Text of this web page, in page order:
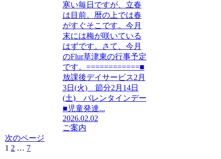
寒い毎日ですが、立春
は目前。暦の上では春
がすぐそこです。今月
末には梅が咲いている
はずです。さて、今月
のFlur草津東の行事予定
です。============■
放課後デイサービス2月
3日(火) 節分2月14日
(土) バレンタインデー
■児童発達...
2026.02.02
ご案内
次のページ
1 2 … 7次